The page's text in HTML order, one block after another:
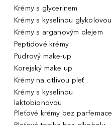
Krémy s glycerinem
Krémy s kyselinou glykolovou
Krémy s arganovým olejem
Peptidové krémy
Pudrový make-up
Korejský make up
Krémy na citlivou pleť
Krémy s kyselinou
laktobionovou
Pleťové krémy bez parfemace